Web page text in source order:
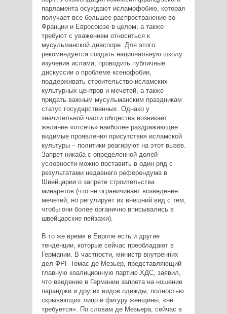
парламента осуждают исламофобию, которая
получает все большее распространение во
Франции и Евросоюзе в целом, а также
требуют с уважением относиться к
мусульманской диаспоре. Для этого
рекомендуется создать национальную школу
изучения ислама, проводить публичные
дискуссии о проблеме ксенофобии,
поддерживать строительство исламских
культурных центров и мечетей, а также
придать важным мусульманским праздникам
статус государственных. Однако у
значительной части общества возникает
желание «отсечь» наиболее раздражающие
видимые проявления присутствия исламской
культуры – политики реагируют на этот вызов.
Запрет никаба с определенной долей
условности можно поставить в один ряд с
результатами недавнего референдума в
Швейцарии о запрете строительства
минаретов (что не ограничивает возведение
мечетей, но регулирует их внешний вид с тем,
чтобы они более органично вписывались в
швейцарские пейзажи).
В то же время в Европе есть и другие
тенденции, которые сейчас преобладают в
Германии. В частности, министр внутренних
дел ФРГ Томас де Мезьер, представляющий
главную коалиционную партию ХДС, заявил,
что введение в Германии запрета на ношение
паранджи и других видов одежды, полностью
скрывающих лицо и фигуру женщины, «не
требуется». По словам де Мезьера, сейчас в